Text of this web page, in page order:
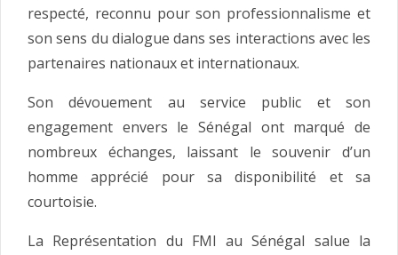
respecté, reconnu pour son professionnalisme et
son sens du dialogue dans ses interactions avec les
partenaires nationaux et internationaux.
Son dévouement au service public et son
engagement envers le Sénégal ont marqué de
nombreux échanges, laissant le souvenir d’un
homme apprécié pour sa disponibilité et sa
courtoisie.
La Représentation du FMI au Sénégal salue la